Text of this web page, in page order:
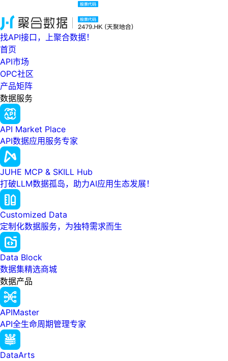
找API接口，上聚合数据！
首页
API市场
OPC社区
产品矩阵
数据服务
API Market Place
API数据应用服务专家
JUHE MCP & SKILL Hub
打破LLM数据孤岛，助力AI应用生态发展！
Customized Data
定制化数据服务，为独特需求而生
Data Block
数据集精选商城
数据产品
APIMaster
API全生命周期管理专家
DataArts